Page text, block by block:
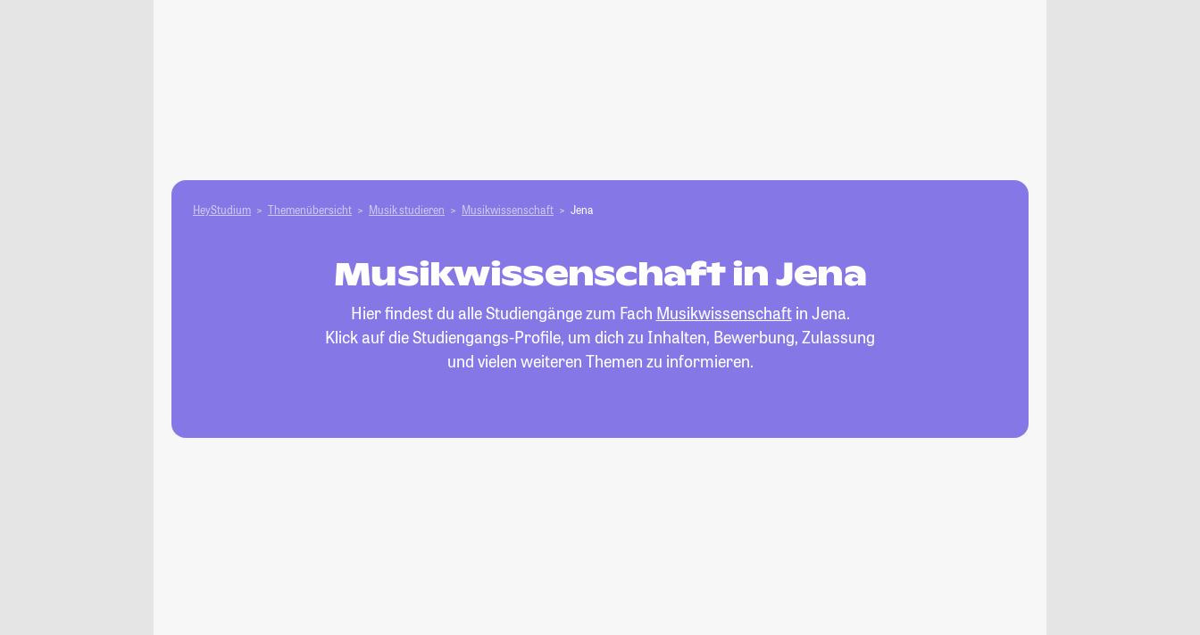
HeyStudium Themenübersicht Musik studieren Musikwissenschaft Jena
Musikwissenschaft in Jena
Hier findest du alle Studiengänge zum Fach Musikwissenschaftin Jena.
Klick auf die Studiengangs-Profile, um dich zu Inhalten, Bewerbung, Zulassung
und vielen weiteren Themen zu informieren.